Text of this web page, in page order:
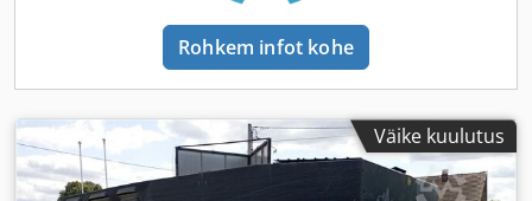
Rohkem infot kohe
Väike kuulutus